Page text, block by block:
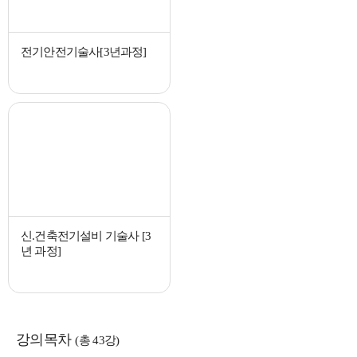
전기안전기술사[3년과정]
신.건축전기설비 기술사 [3
년 과정]
강의목차 (총 43강)